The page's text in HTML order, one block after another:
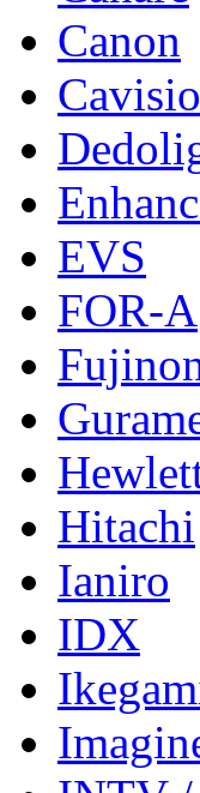
Canon
EVS
FOR-A
Hitachi
Ianiro
IDX